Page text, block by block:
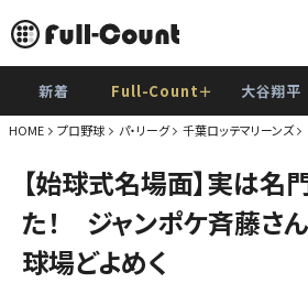
新着 Full-Count＋ 大谷翔平
HOME プロ野球 パ・リーグ 千葉ロッテマリーンズ
【始球式名場面】実は名
た！ ジャンポケ斉藤さ
球場どよめく